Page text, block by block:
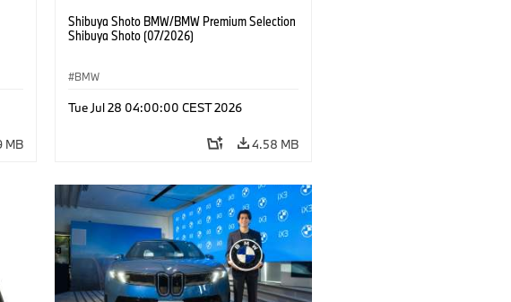
MB
Shibuya Shoto BMW/BMW Premium Selection
Shibuya Shoto (07/2026)
BMW
Tue Jul 28 04:00:00 CEST 2026
4.58 MB